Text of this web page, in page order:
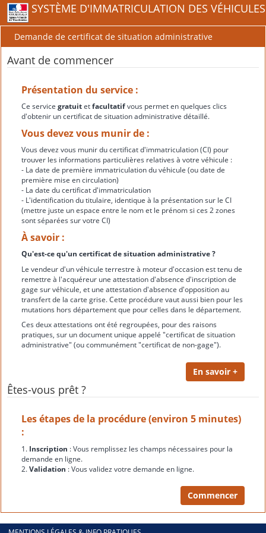
SYSTÈME D'IMMATRICULATION DES VÉHICULES
Demande de certificat de situation administrative
Avant de commencer
Présentation du service :
Ce service gratuitetfacultatifvous permet en quelques clics
d'obtenir un certificat de situation administrative détaillé.
Vous devez vous munir de :
Vous devez vous munir du certificat d'immatriculation (CI) pour
trouver les informations particulières relatives à votre véhicule :
- La date de première immatriculation du véhicule (ou date de
première mise en circulation)
- La date du certificat d'immatriculation
- L'identification du titulaire, identique à la présentation sur le CI
(mettre juste un espace entre le nom et le prénom si ces 2 zones
sont séparées sur votre CI)
À savoir :
Qu'est-ce qu'un certificat de situation administrative ?
Le vendeur d'un véhicule terrestre à moteur d'occasion est tenu de
remettre à l'acquéreur une attestation d'absence d'inscription de
gage sur véhicule, et une attestation d'absence d'opposition au
transfert de la carte grise. Cette procédure vaut aussi bien pour les
mutations hors département que pour celles dans le département.
Ces deux attestations ont été regroupées, pour des raisons
pratiques, sur un document unique appelé "certificat de situation
administrative" (ou communément "certificat de non-gage").
Êtes-vous prêt ?
Les étapes de la procédure (environ 5 minutes)
:
1. Inscription : Vous remplissez les champs nécessaires pour la
demande en ligne.
2.Validation : Vous validez votre demande en ligne.